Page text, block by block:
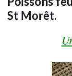
St Morêt.